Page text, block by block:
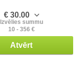
€ 30.00
Izvēlies summu
10 - 356 €
Atvērt